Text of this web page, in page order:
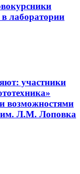
лаборатории
участники
возможностями
им. Л.М. Лоповка